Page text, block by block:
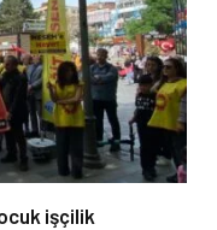
işçilik